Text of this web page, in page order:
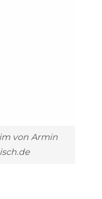
von Armin